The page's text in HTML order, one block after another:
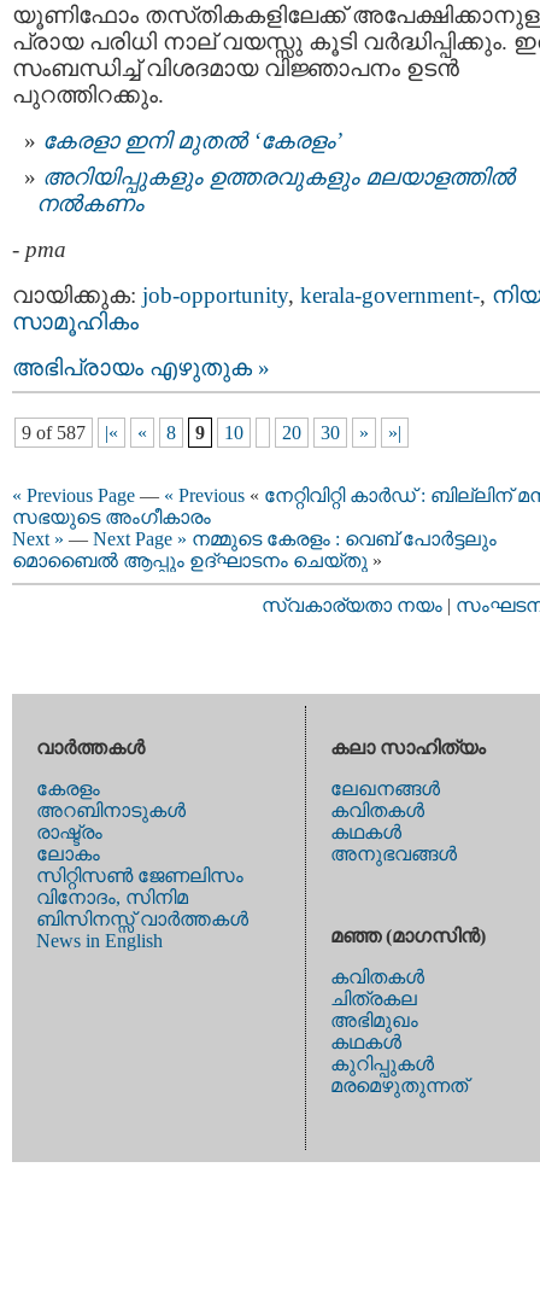
യൂണിഫോം തസ്‌തികകളിലേക്ക്
പ്രായ പരിധി നാല് വയസ്സു കൂടി വർദ്ധിപ്പിക്കും.
സംബന്ധിച്ച് വിശദമായ വിജ്ഞാപനം ഉടൻ
പുറത്തിറക്കും.
കേരളാ ഇനി മുതൽ ‘കേരളം’
അറിയിപ്പുകളും ഉത്തരവുകളും മലയാളത്തിൽ
നൽകണം
- pma
വായിക്കുക: job-opportunity, kerala-government-,
സാമൂഹികം
അഭിപ്രായം എഴുതുക »
9 of 587 |« « 8 9 10 20 30 » »|
« Previous Page — « Previous « നേറ്റിവിറ്റി കാര്‍ഡ് : ബില്ലിന്
സഭയുടെ അംഗീകാരം
Next » — Next Page » നമ്മുടെ കേരളം : വെബ് പോർട്ടലും
മൊബൈൽ ആപ്പും ഉദ്ഘാടനം ചെയ്തു »
സ്വകാര്യതാ നയം |
വാര്‍ത്തകള്‍
കേരളം
അറബിനാടുകള്‍
രാഷ്ട്രം
ലോകം
സിറ്റിസണ്‍ ജേണലിസം
വിനോദം, സിനിമ
ബിസിനസ്സ് വാര്‍ത്തകള്‍
News in English
കലാ സാഹിത്യം
ലേഖനങ്ങള്‍
കവിതകള്‍
കഥകള്‍
അനുഭവങ്ങള്‍
മഞ്ഞ (മാഗസിന്‍)
കവിതകള്‍
ചിത്രകല
അഭിമുഖം
കഥകള്‍
കുറിപ്പുകള്‍
മരമെഴുതുന്നത്